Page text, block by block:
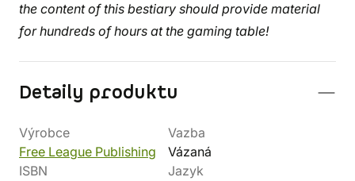
the content of this bestiary should provide material
for hundreds of hours at the gaming table!
Detaily produktu
Výrobce
Free League Publishing
Vazba
Vázaná
ISBN
Jazyk